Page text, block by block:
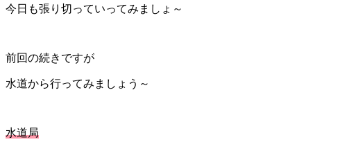
今日も張り切っていってみましょ～
前回の続きですが
水道から行ってみましょう～
水道局